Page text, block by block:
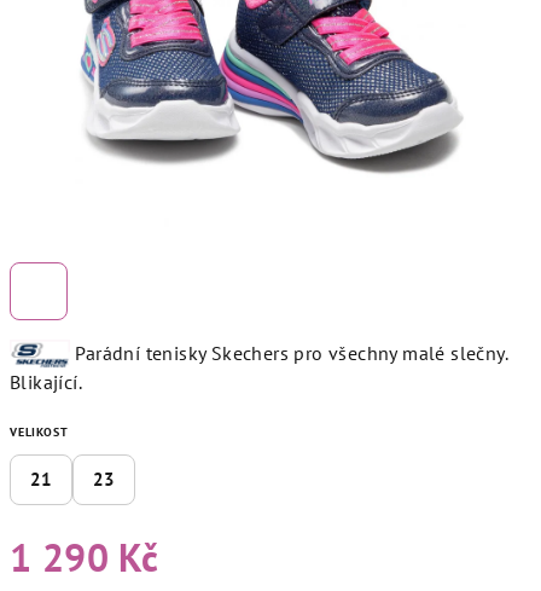
Parádní tenisky Skechers pro všechny malé slečny.
Blikající.
VELIKOST
21 23
1 290 Kč